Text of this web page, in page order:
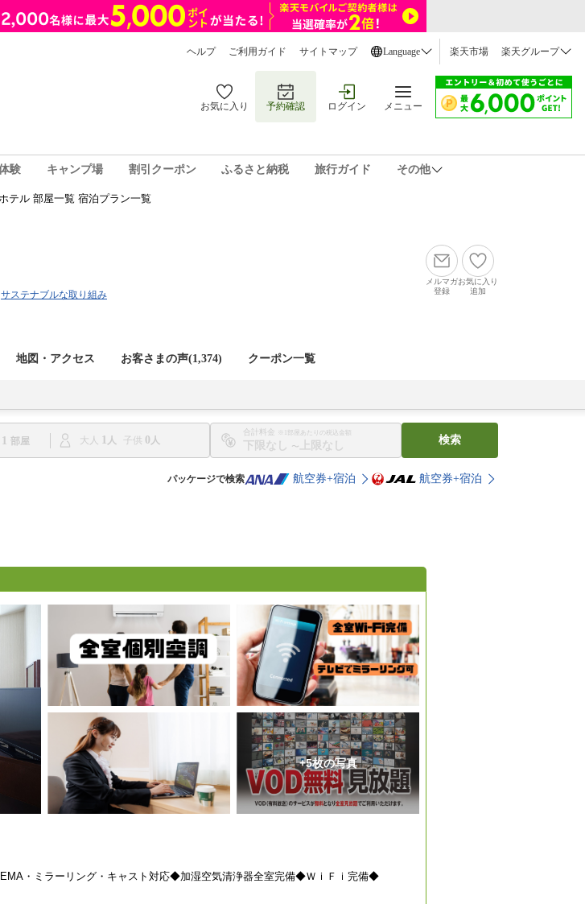
ヘルプ ご利用ガイド サイトマップ Language 楽天市場 楽天グループ
お気に入り 予約確認 ログイン メニュー
験 キャンプ場 割引クーポン ふるさと納税 旅行ガイド その他
テル 部屋一覧 宿泊プラン一覧
サステナブルな取り組み
メルマガ
登録
お気に入り
追加
地図・アクセス お客さまの声(1,374) クーポン一覧
1 大人 1 子供 0
合計料金 ※1部屋あたりの税込金額
〜
検索
パッケージで検索 航空券+宿泊 航空券+宿泊
+5枚の写真
・ミラーリング・キャスト対応◆加湿空気清浄器全室完備◆ＷｉＦｉ完備◆